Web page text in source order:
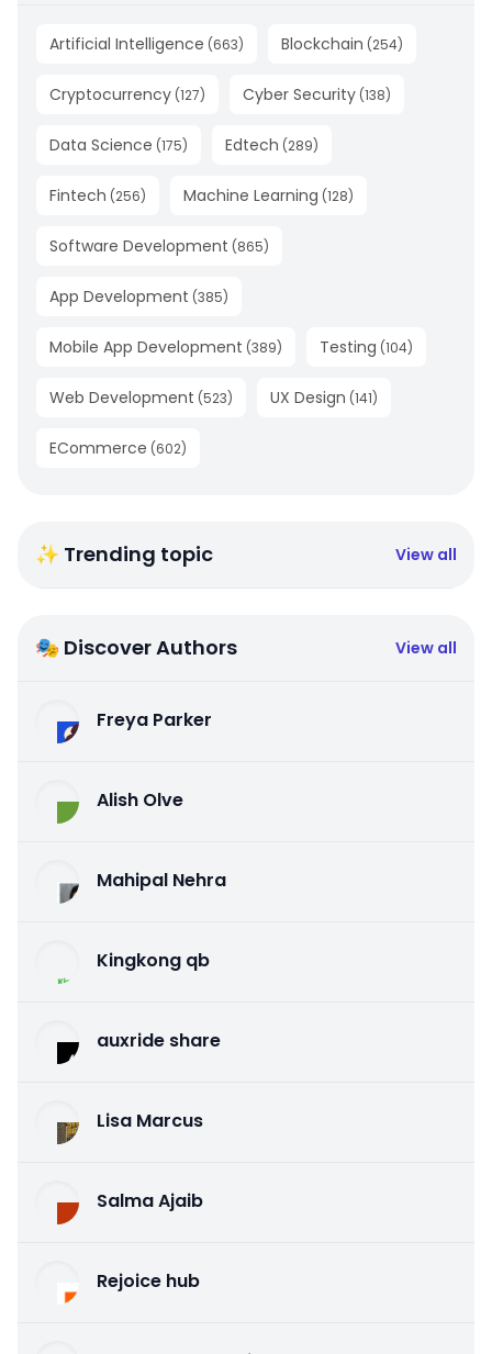
Artificial Intelligence (663) Blockchain (254)
Cryptocurrency (127) Cyber Security (138)
Data Science (175) Edtech (289)
Fintech (256) Machine Learning (128)
Software Development (865)
App Development (385)
Mobile App Development (389) Testing (104)
Web Development (523) UX Design (141)
ECommerce (602)
✨ Trending topic View all
🎭 Discover Authors View all
Freya Parker
Alish Olve
Mahipal Nehra
Kingkong qb
auxride share
Lisa Marcus
Salma Ajaib
Rejoice hub